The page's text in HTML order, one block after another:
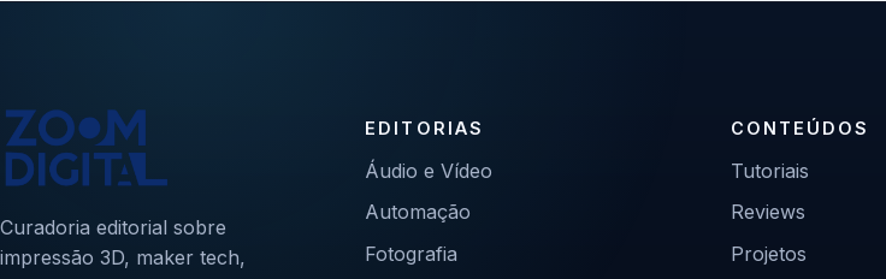
Curadoria editorial sobre
impressão 3D, maker tech,
EDITORIAS
Áudio e Vídeo
Automação
Fotografia
CONTEÚDOS
Tutoriais
Reviews
Projetos